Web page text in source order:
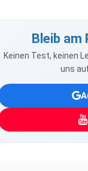
Bleib am
Keinen Test, keinen
uns